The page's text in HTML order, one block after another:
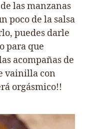
las manzanas
poco de la salsa
puedes darle
para que
acompañas de
vainilla con
orgásmico!!